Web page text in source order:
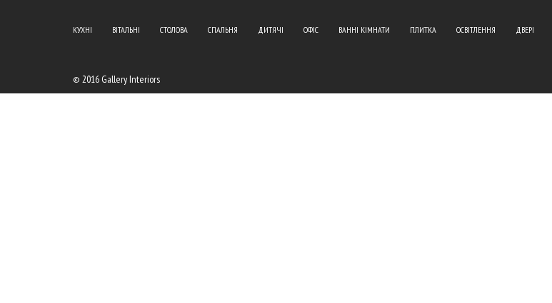
КУХНІ ВІТАЛЬНІ СТОЛОВА СПАЛЬНЯ ДИТЯЧІ ОФІС ВАННІ КІМНАТИ ПЛИТКА ОСВІТЛЕННЯ ДВЕРІ
© 2016 Gallery Interiors